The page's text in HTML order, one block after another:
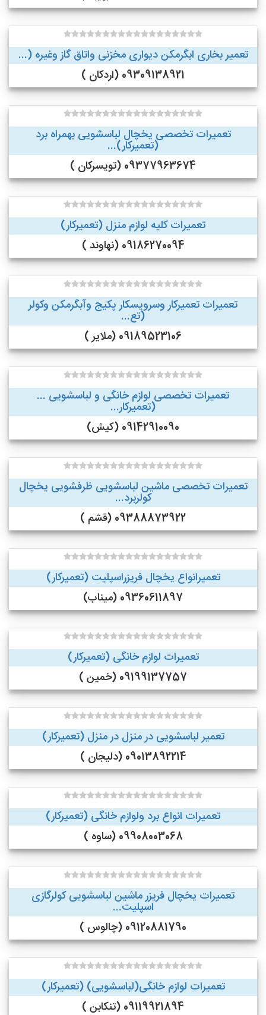
تعمیر بخاری ابگرمکن دیواری مخزنی واتاق گاز وغیره (...
09309138921 (اردکان )
تعمیرات تخصصی یخچال لباسشویی بهمراه برد
(تعمیرکار)...
09377963674 (تویسرکان )
تعمیرات کلیه لوازم منزل (تعمیرکار)
09186270094 (نهاوند )
تعمیرات تعمیرکار وسرویسکار پکیج وآبگرمکن وکولر
(تع...
09189523106 (ملایر )
تعمیرات تخصصی لوازم خانگی و لباسشویی ...
(تعمیرکار...
09142910090 (کیش)
تعمیرات تخصصی ماشین لباسشویی ظرفشویی یخچال
کولربرد...
09388873922 (قشم )
تعمیرانواع یخچال فریزراسپلیت (تعمیرکار)
09360611897 (میناب)
تعمیرات لوازم خانگی (تعمیرکار)
09199137757 (خمین )
تعمیر لباسشویی در منزل در منزل (تعمیرکار)
09013892214 (دلیجان )
تعمیرات انواع برد ولوازم خانگی (تعمیرکار)
09908003068 (ساوه )
تعمیرات یخچال فریزر ماشین لباسشویی کولرگازی
اسپلیت...
09120881790 (چالوس )
تعمیرات لوازم خانگی(لباسشویی) (تعمیرکار)
09119921894 (تنکابن )